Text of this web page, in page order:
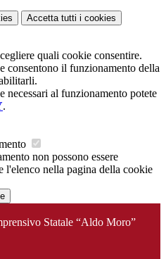
Accetta tutti i cookies
quali cookie consentire.
consentono il funzionamento della
necessari al funzionamento potete
.
non possono essere
l'elenco nella pagina della cookie
Statale “Aldo Moro”